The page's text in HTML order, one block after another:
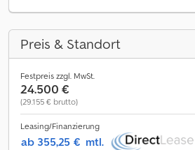
Preis & Standort
Festpreis zzgl. MwSt.
24.500 €
(29.155 € brutto)
Leasing/Finanzierung
ab 355,25 € mtl.